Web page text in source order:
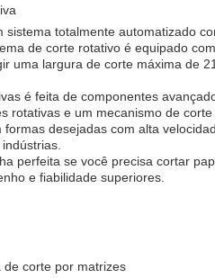
totalmente automatizado
de corte rotativo é equipado
uma largura de corte máxima de
é feita de componentes
rotativas e um mecanismo de
desejadas com alta
perfeita se você precisa cortar
e fiabilidade superiores.
corte por matrizes